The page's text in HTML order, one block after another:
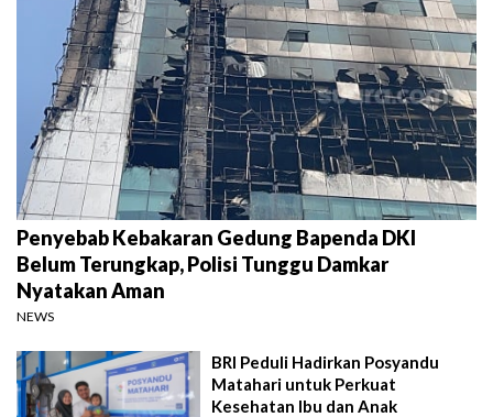
Penyebab Kebakaran Gedung Bapenda DKI
Belum Terungkap, Polisi Tunggu Damkar
Nyatakan Aman
NEWS
BRI Peduli Hadirkan Posyandu
Matahari untuk Perkuat
Kesehatan Ibu dan Anak